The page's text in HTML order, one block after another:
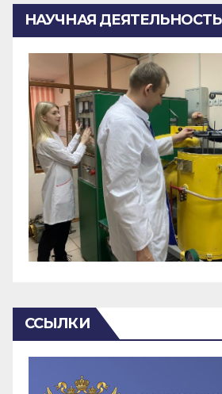
НАУЧНАЯ ДЕЯТЕЛЬНОСТЬ
ССЫЛКИ